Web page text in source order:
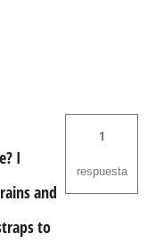
I
and
to
1
respuesta